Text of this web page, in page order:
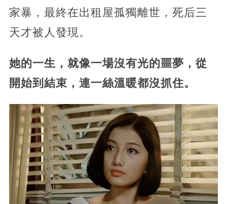
家暴，最終在出租屋孤獨離世，死后三
天才被人發現。
她的一生，就像一場沒有光的噩夢，從
開始到結束，連一絲溫暖都沒抓住。